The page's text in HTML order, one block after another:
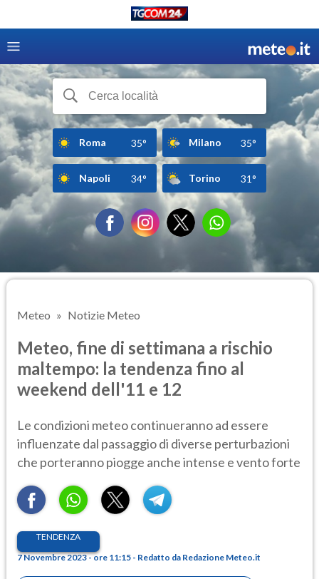
Roma 35° Milano 35°
Napoli 34° Torino 31°
Meteo Notizie Meteo
Meteo, fine di settimana a rischio
maltempo: la tendenza fino al
weekend dell'11 e 12
Le condizioni meteo continueranno ad essere
influenzate dal passaggio di diverse perturbazioni
che porteranno piogge anche intense e vento forte
TENDENZA
7 Novembre 2023 - ore 11:15 - Redatto da Redazione Meteo.it